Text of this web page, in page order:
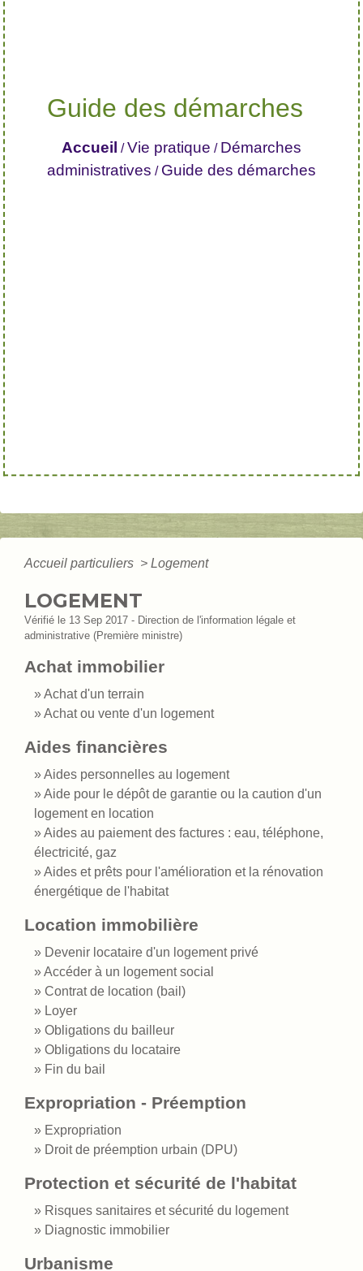
Guide des démarches
Accueil /Vie pratique / Démarches
administratives / Guide des démarches
Accueil particuliers > Logement
LOGEMENT
Vérifié le 13 Sep 2017 - Direction de l'information légale et
administrative (Première ministre)
Achat immobilier
Achat d'un terrain
Achat ou vente d'un logement
Aides financières
Aides personnelles au logement
Aide pour le dépôt de garantie ou la caution d'un
logement en location
Aides au paiement des factures : eau, téléphone,
électricité, gaz
Aides et prêts pour l'amélioration et la rénovation
énergétique de l'habitat
Location immobilière
Devenir locataire d'un logement privé
Accéder à un logement social
Contrat de location (bail)
Loyer
Obligations du bailleur
Obligations du locataire
Fin du bail
Expropriation - Préemption
Expropriation
Droit de préemption urbain (DPU)
Protection et sécurité de l'habitat
Risques sanitaires et sécurité du logement
Diagnostic immobilier
Urbanisme